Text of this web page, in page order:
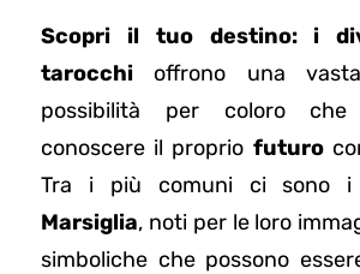
Scopri il tuo destino: i
tarocchi offrono una
possibilità per coloro
conoscere il proprio futuro
Tra i più comuni ci sono
Marsiglia, noti per le loro
simboliche che possono